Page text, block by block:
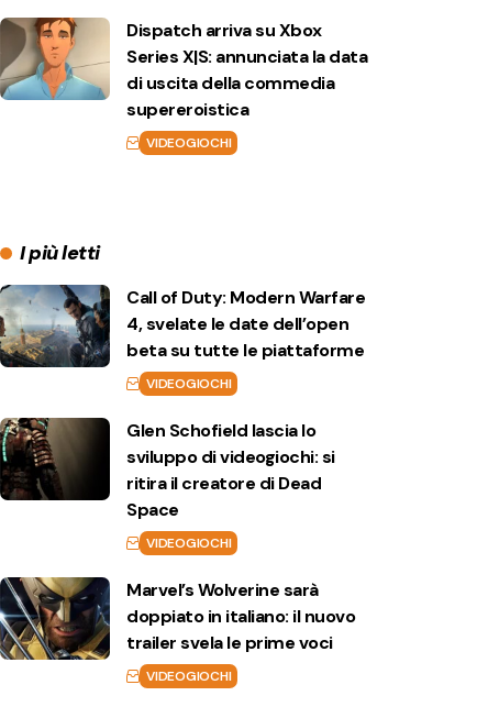
Dispatch arriva su Xbox
Series X|S: annunciata la data
di uscita della commedia
supereroistica
VIDEOGIOCHI
I più letti
Call of Duty: Modern Warfare
4, svelate le date dell’open
beta su tutte le piattaforme
VIDEOGIOCHI
Glen Schofield lascia lo
sviluppo di videogiochi: si
ritira il creatore di Dead
Space
VIDEOGIOCHI
Marvel’s Wolverine sarà
doppiato in italiano: il nuovo
trailer svela le prime voci
VIDEOGIOCHI